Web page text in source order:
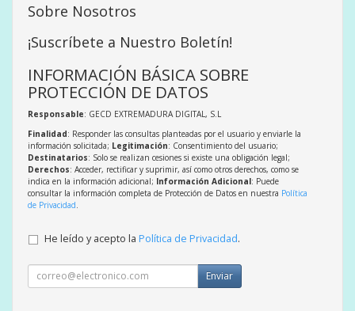
Sobre Nosotros
¡Suscríbete a Nuestro Boletín!
INFORMACIÓN BÁSICA SOBRE
PROTECCIÓN DE DATOS
Responsable: GECD EXTREMADURA DIGITAL, S.L
Finalidad: Responder las consultas planteadas por el usuario y enviarle la
información solicitada; Legitimación: Consentimiento del usuario;
Destinatarios: Solo se realizan cesiones si existe una obligación legal;
Derechos: Acceder, rectificar y suprimir, así como otros derechos, como se
indica en la información adicional; Información Adicional: Puede
consultar la información completa de Protección de Datos en nuestra Política
de Privacidad
He leído y acepto la Política de Privacidad.
Enviar